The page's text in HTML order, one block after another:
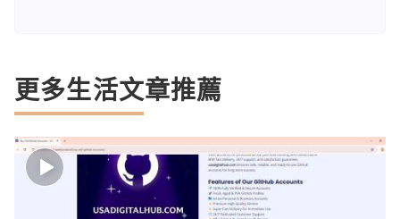
更多生活文章推薦